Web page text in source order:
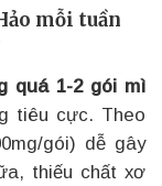
mỗi tuần
quá 1-2 gói mì
tiêu cực. Theo
gói) dễ gây
thiếu chất xơ